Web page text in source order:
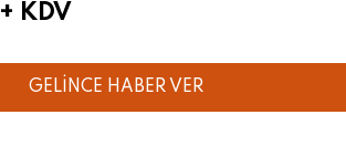
+ KDV
GELİNCE HABER VER